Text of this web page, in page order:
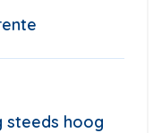
steeds hoog